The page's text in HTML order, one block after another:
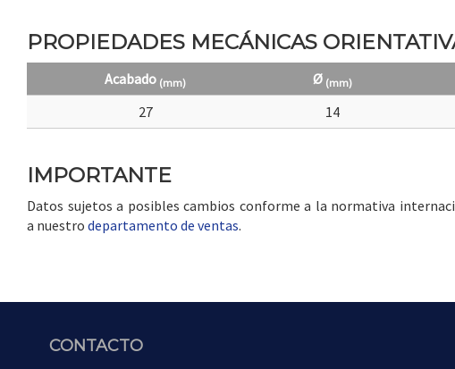
PROPIEDADES MECÁNICAS
Acabado (mm) Ø (mm)
27 14
IMPORTANTE
Datos sujetos a posibles cambios conforme a la normativa
a nuestro departamento de ventas.
CONTACTO